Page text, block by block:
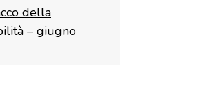
della
– giugno